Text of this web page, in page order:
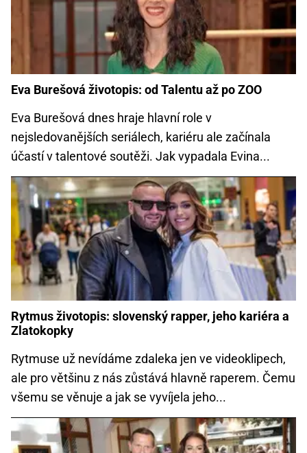
Eva Burešová životopis: od Talentu až po ZOO
Eva Burešová dnes hraje hlavní role v
nejsledovanějších seriálech, kariéru ale začínala
účastí v talentové soutěži. Jak vypadala Evina...
Rytmus životopis: slovenský rapper, jeho kariéra a
Zlatokopky
Rytmuse už nevídáme zdaleka jen ve videoklipech,
ale pro většinu z nás zůstává hlavně raperem. Čemu
všemu se věnuje a jak se vyvíjela jeho...